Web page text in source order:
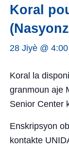
Koral
28 Jiyè @
Koral la
granmoun aje
Senior Center
Enskripsyon
kontakte